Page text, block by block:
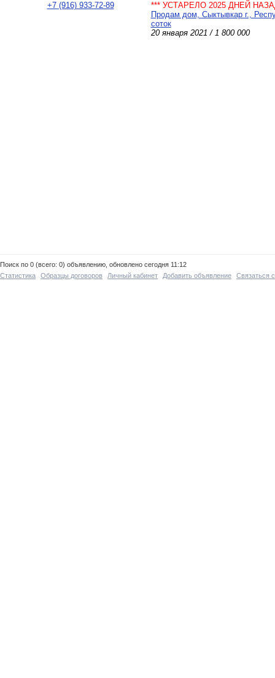
+7 (916) 933-72-89
*** УСТАРЕЛО 2025 ДНЕЙ
Продам дом, Сыктывкар г.,
соток
20 января 2021 / 1 800 000
Поиск по 0 (всего: 0) объявлению, обновлено сегодня 11:12
Статистика
Образцы договоров Личный кабинет Добавить объявление Связаться